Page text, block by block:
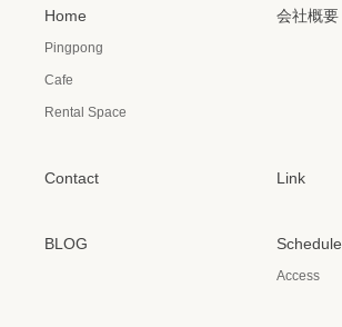
Home
Pingpong
Cafe
Rental Space
会社概要
Contact Link
BLOG Schedule
Access